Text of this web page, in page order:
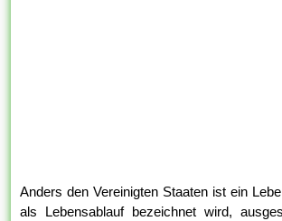
Anders den Vereinigten Staaten ist ein
als Lebensablauf bezeichnet wird,